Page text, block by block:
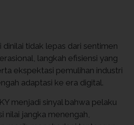
dinilai tidak lepas dari sentimen
langkah efisiensi yang
ekspektasi pemulihan industri
adaptasi ke era digital.
menjadi sinyal bahwa pelaku
nilai jangka menengah,